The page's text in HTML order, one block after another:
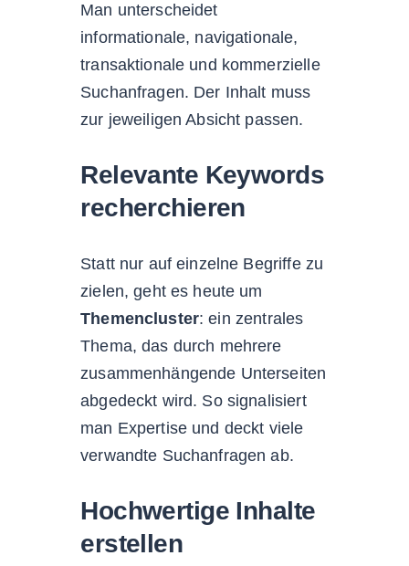
Man unterscheidet
informationale, navigationale,
transaktionale und kommerzielle
Suchanfragen. Der Inhalt muss
zur jeweiligen Absicht passen.
Relevante Keywords
recherchieren
Statt nur auf einzelne Begriffe zu
zielen, geht es heute um
Themencluster: ein zentrales
Thema, das durch mehrere
zusammenhängende Unterseiten
abgedeckt wird. So signalisiert
man Expertise und deckt viele
verwandte Suchanfragen ab.
Hochwertige Inhalte
erstellen